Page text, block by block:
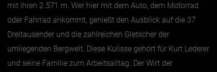
Brauchtum
Hotel & Reise
Archiv
mit ihren 2.571 m. Wer hier mit dem Auto, dem Motorrad
oder Fahrrad ankommt, genießt den Ausblick auf die 37
Dreitausender und die zahlreichen Gletscher der
umliegenden Bergwelt. Diese Kulisse gehört für Kurt Lederer
und seine Familie zum Arbeitsalltag. Der Wirt der